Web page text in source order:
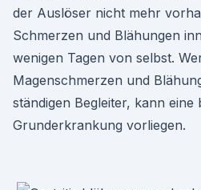
der Auslöser nicht mehr
Schmerzen und Blähungen
wenigen Tagen von selbst.
Magenschmerzen und
ständigen Begleiter, kann eine
Grunderkrankung vorliegen.